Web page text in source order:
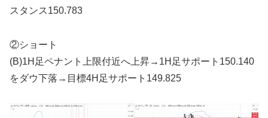
スタンス150.783
②ショート
(B)1H足ペナント上限付近へ上昇→1H足サポート150.140
をダウ下落→目標4H足サポート149.825